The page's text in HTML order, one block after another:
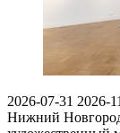
2026-07-31 2026-
Нижний